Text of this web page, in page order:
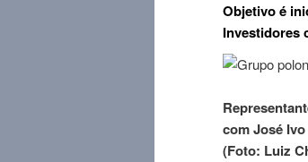
Objetivo é
Investidores
com José
(Foto: Luiz